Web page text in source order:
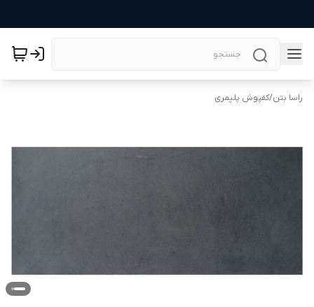
راسا بتن/کفپوش پلیمری